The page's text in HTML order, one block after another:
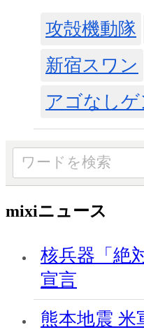
攻殻機動隊
新宿スワン
アゴなし
mixiニュース
核兵器「絶
宣言
熊本地震 米